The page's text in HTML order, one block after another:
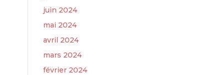
juin 2024
mai 2024
avril 2024
mars 2024
février 2024